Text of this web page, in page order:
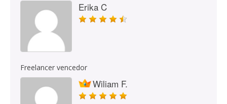
Erika C
Freelancer vencedor
Wiliam F.